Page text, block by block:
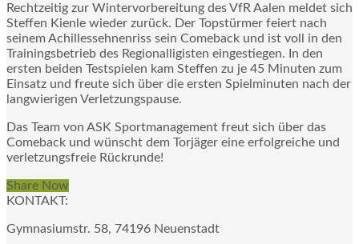
Rechtzeitig zur Wintervorbereitung des VfR Aalen meldet sich
Steffen Kienle wieder zurück. Der Topstürmer feiert nach
seinem Achillessehnenriss sein Comeback und ist voll in den
Trainingsbetrieb des Regionalligisten eingestiegen. In den
ersten beiden Testspielen kam Steffen zu je 45 Minuten zum
Einsatz und freute sich über die ersten Spielminuten nach der
langwierigen Verletzungspause.
Das Team von ASK Sportmanagement freut sich über das
Comeback und wünscht dem Torjäger eine erfolgreiche und
verletzungsfreie Rückrunde!
Share Now
KONTAKT:
Gymnasiumstr. 58, 74196 Neuenstadt